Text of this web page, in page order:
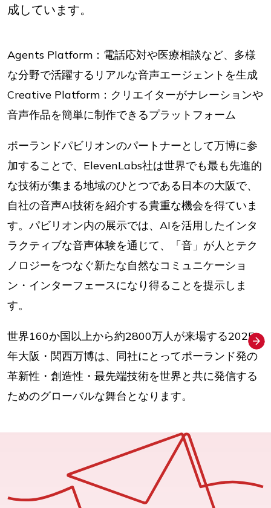
成しています。
Agents Platform：電話応対や医療相談など、多様
な分野で活躍するリアルな音声エージェントを生成
Creative Platform：クリエイターがナレーションや
音声作品を簡単に制作できるプラットフォーム
ポーランドパビリオンのパートナーとして万博に参
加することで、ElevenLabs社は世界でも最も先進的
な技術が集まる地域のひとつである日本の大阪で、
自社の音声AI技術を紹介する貴重な機会を得ていま
す。パビリオン内の展示では、AIを活用したインタ
ラクティブな音声体験を通じて、「音」が人とテク
ノロジーをつなぐ新たな自然なコミュニケーショ
ン・インターフェースになり得ることを提示しま
す。
世界160か国以上から約2800万人が来場する2025
年大阪・関西万博は、同社にとってポーランド発の
革新性・創造性・最先端技術を世界と共に発信する
ためのグローバルな舞台となります。